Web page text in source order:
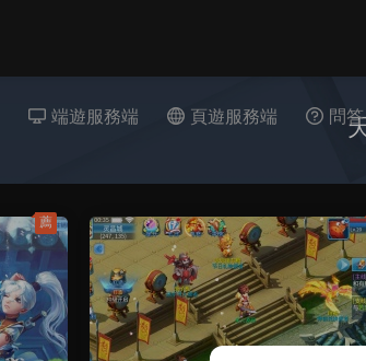
端遊服務端 頁遊服務端 問答
薦